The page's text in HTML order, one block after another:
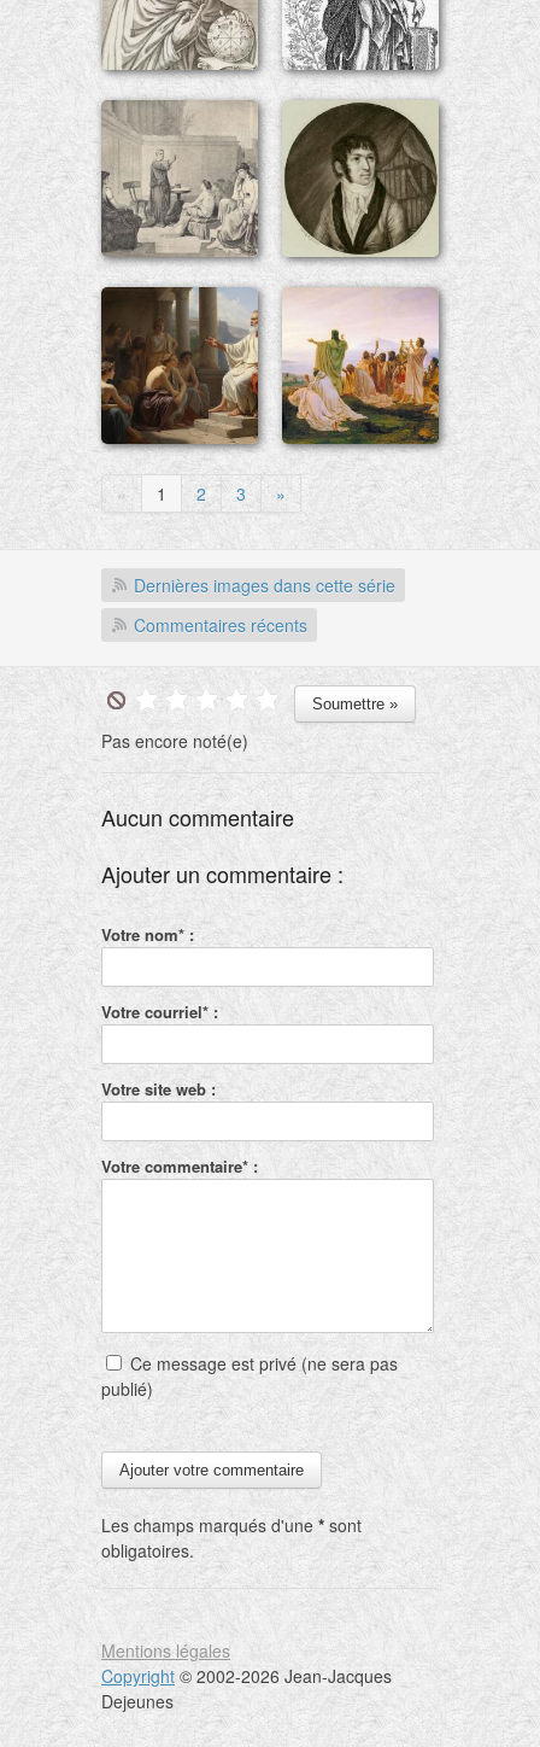
« 1 2 3 »
Dernières images dans cette série
Commentaires récents
Pas encore noté(e)
Aucun commentaire
Ajouter un commentaire :
Votre nom* :
Votre courriel* :
Votre site web :
Votre commentaire* :
Ce message est privé (ne sera pas
publié)
Les champs marqués d'une * sont
obligatoires.
Mentions légales
Copyright © 2002-2026 Jean-Jacques
Dejeunes